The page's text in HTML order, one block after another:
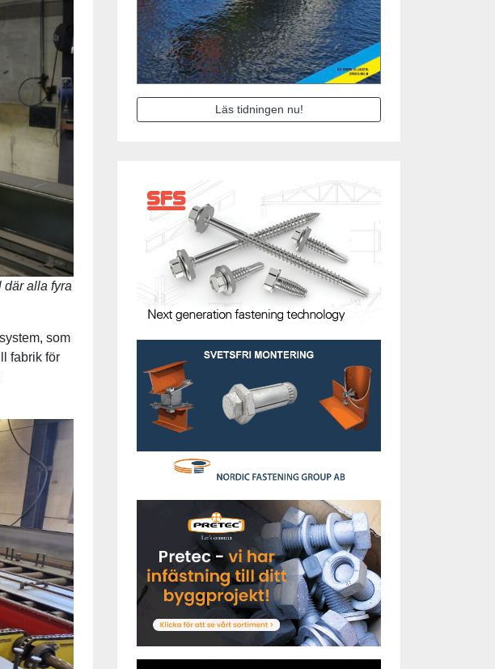
där alla fyra
som
fabrik för
Läs tidningen nu!